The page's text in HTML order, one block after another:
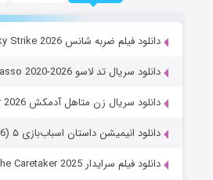
دانلود فیلم ضربه شانس Lucky Strike 2026
دانلود سریال تد لاسو Ted Lasso 2020-2026
دانلود سریال زن متاهل آدمکش A Bona Fide Killer 2026
دانلود انیمیشن داستان اسباب‌بازی ۵ Toy Story 5 (2026)
دانلود فیلم سرایدار The Caretaker 2025